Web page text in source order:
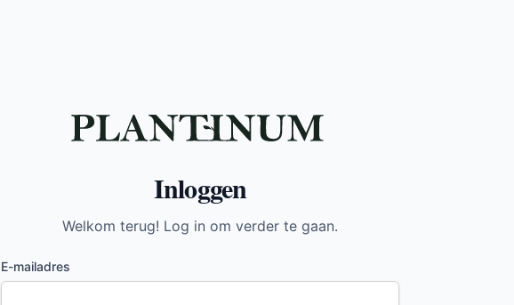
Inloggen
Welkom terug! Log in om verder te gaan.
E-mailadres